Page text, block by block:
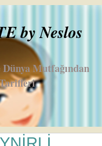
by Neslos
Mutfağından